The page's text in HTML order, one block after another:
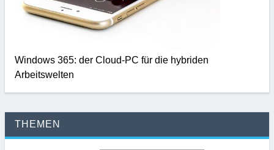
Windows 365: der Cloud-PC für die hybriden
Arbeitswelten
THEMEN